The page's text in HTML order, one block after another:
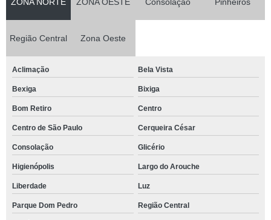
Região Central Zona Oeste
Aclimação Bela Vista
Bexiga Bixiga
Bom Retiro Centro
Centro de São Paulo Cerqueira César
Consolação Glicério
Higienópolis Largo do Arouche
Liberdade Luz
Parque Dom Pedro Região Central